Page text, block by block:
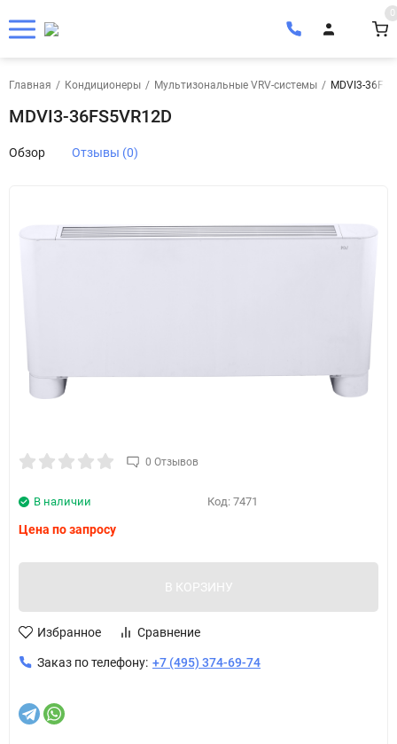
0
Главная / Кондиционеры / Мультизональные VRV-системы / MDVI3-
MDVI3-36FS5VR12D
Обзор Отзывы (0)
0 Отзывов
Код: 7471
В наличии
Цена по запросу
В КОРЗИНУ
Избранное Сравнение
Заказ по телефону: +7 (495) 374-69-74